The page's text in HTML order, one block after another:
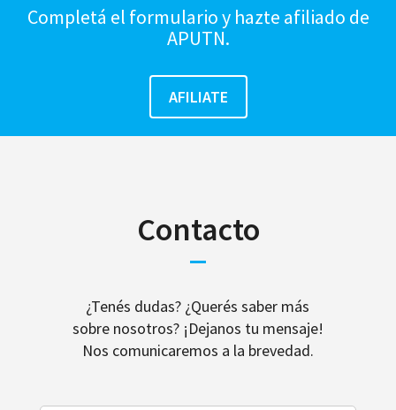
Completá el formulario y hazte afiliado de
APUTN.
Contacto
¿Tenés dudas? ¿Querés saber más
sobre nosotros? ¡Dejanos tu mensaje!
Nos comunicaremos a la brevedad.